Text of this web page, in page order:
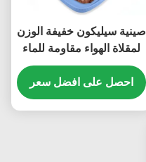
صينية سيليكون خفيفة الوزن
لمقلاة الهواء مقاومة للماء
ومضادة للانزلاق
احصل على افضل سعر